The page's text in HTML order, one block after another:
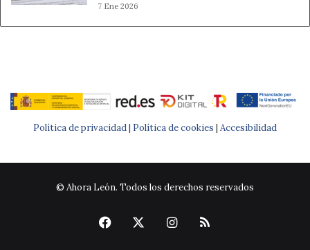
7 Ene 2026
Política de privacidad | Política de cookies | Accesibilidad
© Ahora León. Todos los derechos reservados
Facebook Instagram
RSS